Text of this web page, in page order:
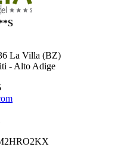
La Villa (BZ)
- Alto Adige